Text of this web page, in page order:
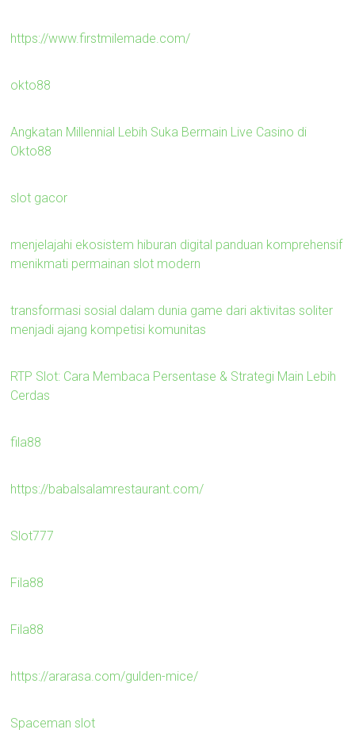
https://www.firstmilemade.com/
okto88
Angkatan Millennial Lebih Suka Bermain Live Casino di
Okto88
slot gacor
menjelajahi ekosistem hiburan digital panduan komprehensif
menikmati permainan slot modern
transformasi sosial dalam dunia game dari aktivitas soliter
menjadi ajang kompetisi komunitas
RTP Slot: Cara Membaca Persentase & Strategi Main Lebih
Cerdas
fila88
https://babalsalamrestaurant.com/
Slot777
Fila88
Fila88
https://ararasa.com/gulden-mice/
Spaceman slot